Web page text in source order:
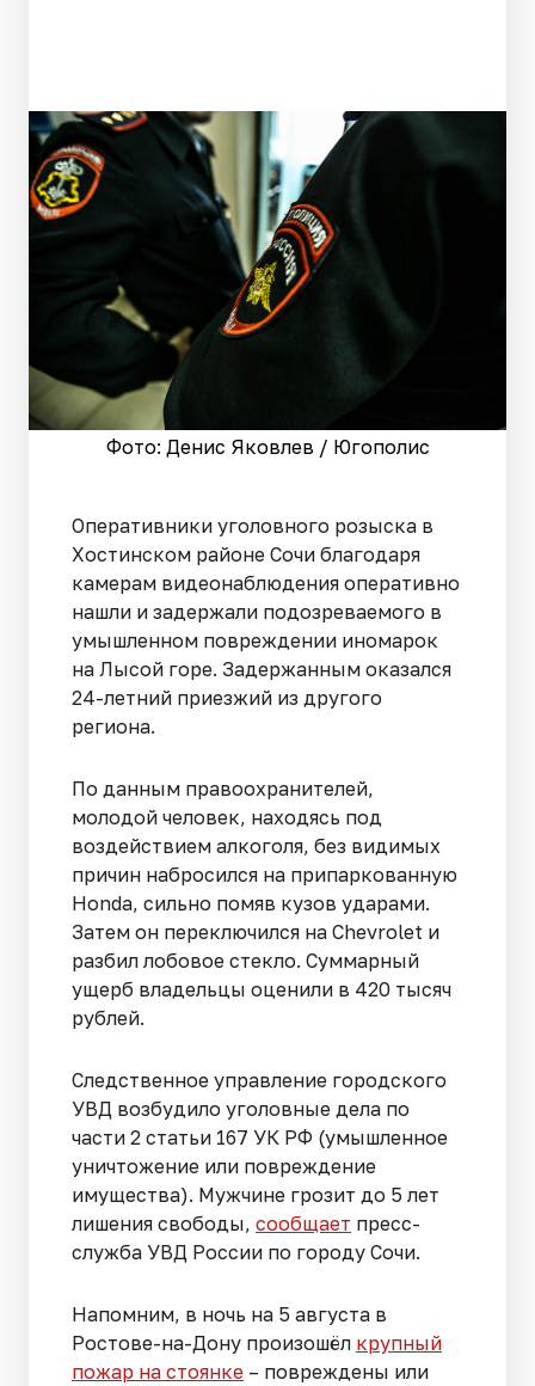
Фото: Денис Яковлев / Югополис
Оперативники уголовного розыска в
Хостинском районе Сочи благодаря
камерам видеонаблюдения оперативно
нашли и задержали подозреваемого в
умышленном повреждении иномарок
на Лысой горе. Задержанным оказался
24-летний приезжий из другого
региона.
По данным правоохранителей,
молодой человек, находясь под
воздействием алкоголя, без видимых
причин набросился на припаркованную
Honda, сильно помяв кузов ударами.
Затем он переключился на Chevrolet и
разбил лобовое стекло. Суммарный
ущерб владельцы оценили в 420 тысяч
рублей.
Следственное управление городского
УВД возбудило уголовные дела по
части 2 статьи 167 УК РФ (умышленное
уничтожение или повреждение
имущества). Мужчине грозит до 5 лет
лишения свободы, сообщает пресс-
служба УВД России по городу Сочи.
Напомним, в ночь на 5 августа в
Ростове-на-Дону произошёл крупный
пожар на стоянке – повреждены или